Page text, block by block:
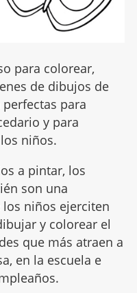
para colorear,
de dibujos de
para
y para
niños.
a pintar, los
son una
niños ejerciten
y colorear el
que más atraen a
en la escuela e